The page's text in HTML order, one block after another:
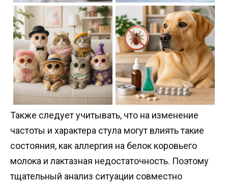
Также следует учитывать, что на изменение
частоты и характера стула могут влиять такие
состояния, как аллергия на белок коровьего
молока и лактазная недостаточность. Поэтому
тщательный анализ ситуации совместно